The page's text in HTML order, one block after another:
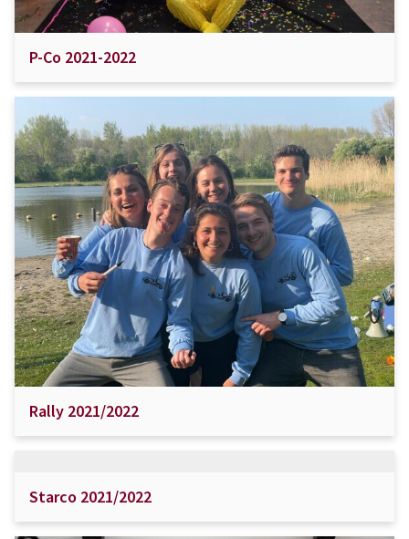
P-Co 2021-2022
Rally 2021/2022
Starco 2021/2022